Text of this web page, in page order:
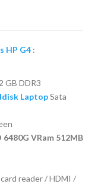
HP G4 :
GB DDR3
LaptopSata
VRam 512MB
reader / HDMI /